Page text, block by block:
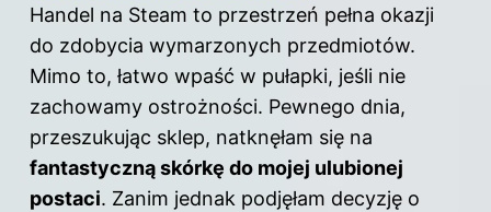
Handel na Steam to przestrzeń pełna okazji
do zdobycia wymarzonych przedmiotów.
Mimo to, łatwo wpaść w pułapki, jeśli nie
zachowamy ostrożności. Pewnego dnia,
przeszukując sklep, natknęłam się na
fantastyczną skórkę do mojej ulubionej
postaci. Zanim jednak podjęłam decyzję o